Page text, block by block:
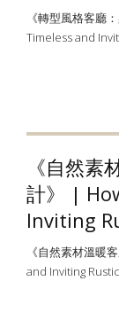
《轉型風格客廳
Timeless and
《自然素
計》 |
Inviting
《自然素材溫暖
and Inviting